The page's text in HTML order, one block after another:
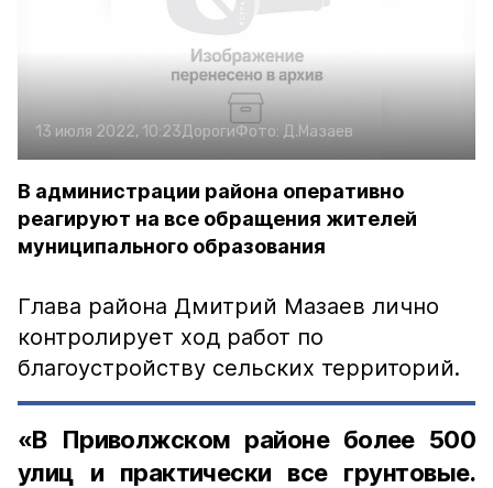
13 июля 2022, 10:23ДорогиФото: Д.Мазаев
В администрации района оперативно
реагируют на все обращения жителей
муниципального образования
Глава района Дмитрий Мазаев лично
контролирует ход работ по
благоустройству сельских территорий.
«В Приволжском районе более 500
улиц и практически все грунтовые.